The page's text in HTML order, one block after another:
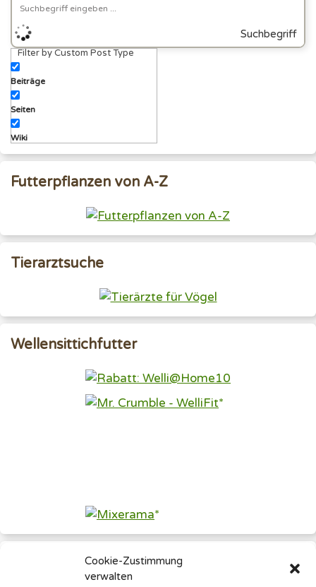
Cookie-Zustimmung
verwalten
Suchbegriff
Filter by Custom Post Type
Beiträge
Seiten
Wiki
Futterpflanzen von A-Z
Tierarztsuche
Wellensittichfutter
Rechtliches